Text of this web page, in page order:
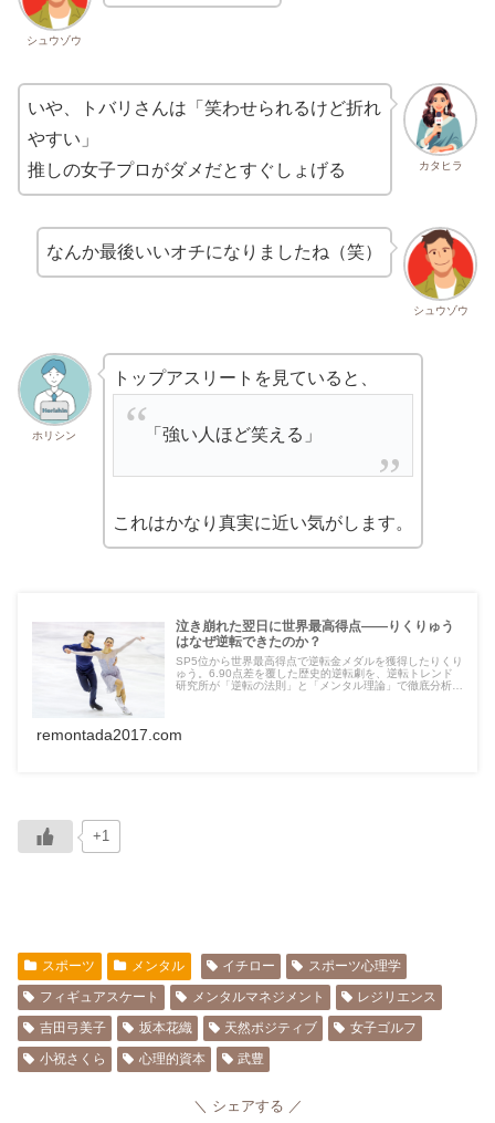
シュウゾウ
カタヒラ
いや、トバリさんは「笑わせられるけど折れ
やすい」
推しの女子プロがダメだとすぐしょげる
シュウゾウ
なんか最後いいオチになりましたね（笑）
ホリシン
トップアスリートを見ていると、
「強い人ほど笑える」
これはかなり真実に近い気がします。
泣き崩れた翌日に世界最高得点――りくりゅう
はなぜ逆転できたのか？
SP5位から世界最高得点で逆転金メダルを獲得したりくり
ゅう。6.90点差を覆した歴史的逆転劇を、逆転トレンド
研究所が「逆転の法則」と「メンタル理論」で徹底分析。
remontada2017.com
+1
スポーツ メンタル イチロー
スポーツ心理学
フィギュアスケート
メンタルマネジメント
レジリエンス
吉田弓美子
坂本花織 天然ポジティブ
女子ゴルフ
小祝さくら
心理的資本 武豊
シェアする